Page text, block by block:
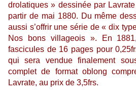
drolatiques » dessinée par
partir de mai 1880. Du même
aussi s’offrir une série de « dix
Nos bons villageois ». En
fascicules de 16 pages pour
qui sera vendue finalement
complet de format oblong
Lavrate, au prix de 3,5frs.